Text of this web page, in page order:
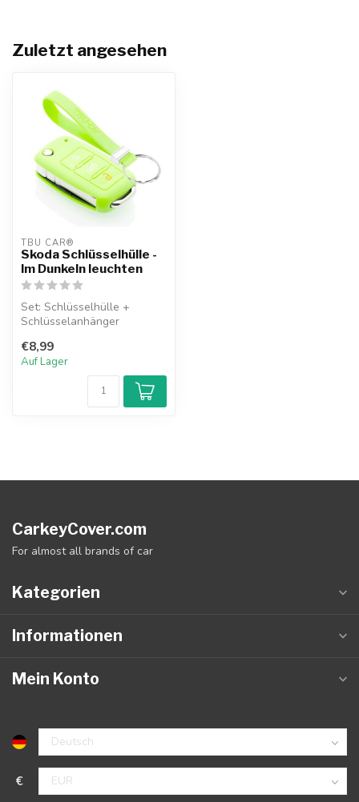
Zuletzt angesehen
TBU CAR®
Skoda Schlüsselhülle -
Im Dunkeln leuchten
Set: Schlüsselhülle +
Schlüsselanhänger
€8,99
Auf Lager
CarkeyCover.com
For almost all brands of car
Kategorien
Informationen
Mein Konto
€